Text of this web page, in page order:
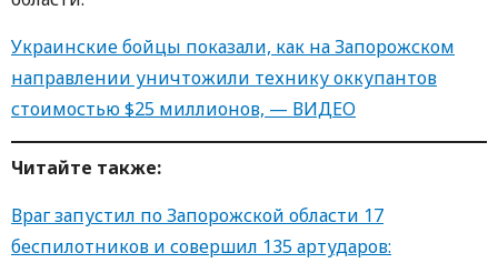
Украинские бойцы показали, как на Запорожском
направлении уничтожили технику оккупантов
стоимостью $25 миллионов, — ВИДЕО
Читайте также:
Враг запустил по Запорожской области 17
беспилотников и совершил 135 артударов: